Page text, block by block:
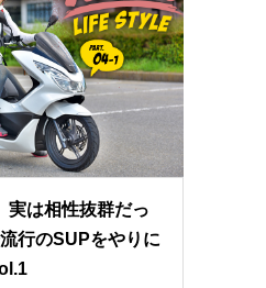
実は相性抜群だっ
行のSUPをやりに